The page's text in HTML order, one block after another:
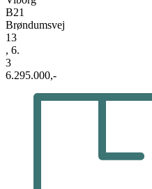
B21
Brøndumsvej
13
, 6.
3
6.295.000,-